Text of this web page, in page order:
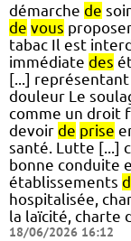
démarche de
de vous
tabac Il est
immédiate des
[...] représentant
douleur Le
comme un droit
devoir de prise
santé. Lutte [...]
bonne conduite
établissements
hospitalisée,
la laïcité, charte
18/06/2026 16:12